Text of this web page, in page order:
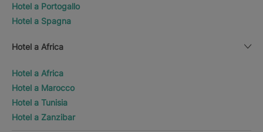
Hotel a Portogallo
Hotel a Spagna
Hotel a Africa
Hotel a Africa
Hotel a Marocco
Hotel a Tunisia
Hotel a Zanzibar